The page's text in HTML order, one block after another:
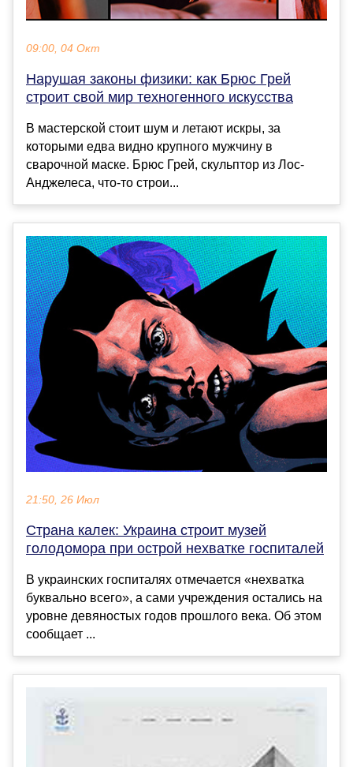
09:00, 04 Окт
Нарушая законы физики: как Брюс Грей
строит свой мир техногенного искусства
В мастерской стоит шум и летают искры, за
которыми едва видно крупного мужчину в
сварочной маске. Брюс Грей, скульптор из Лос-
Анджелеса, что-то строи...
21:50, 26 Июл
Страна калек: Украина строит музей
голодомора при острой нехватке госпиталей
В украинских госпиталях отмечается «нехватка
буквально всего», а сами учреждения остались на
уровне девяностых годов прошлого века. Об этом
сообщает ...